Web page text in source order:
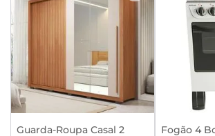
- Todos os nossos produtos são enviados
- Confira as dimensões do produto no
compra e certifique-se de que passará
por elevadores, portas, escadas e/ou
evitando assim futuros desagrados ou
com a entrega do produto.
Guarda-Roupa Casal 2
Fogão 4